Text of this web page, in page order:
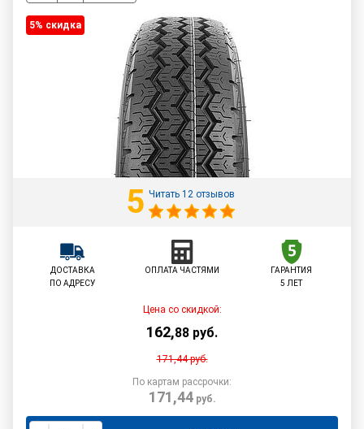
5% cкидка
5 Читать 12 отзывов
ДОСТАВКА
ПО АДРЕСУ
ОПЛАТА ЧАСТЯМИ
ГАРАНТИЯ
5 ЛЕТ
Цена со скидкой:
162,88 руб.
171,44руб.
По картам рассрочки:
171,44руб.